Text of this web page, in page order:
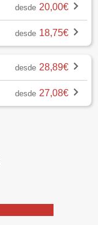
desde 20,00€
desde 18,75€
desde 28,89€
desde 27,08€